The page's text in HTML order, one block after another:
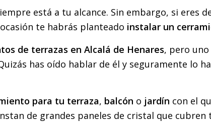
está a tu alcance. Sin embargo, si eres
te habrás planteado instalar un
de terrazas en Alcalá de Henares, pero uno
has oído hablar de él y seguramente lo
para tu terraza, balcón o jardín con el
de grandes paneles de cristal que